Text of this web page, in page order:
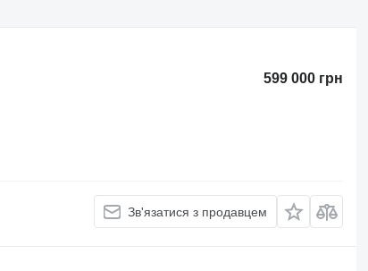
599 000 грн
Зв'язатися з продавцем